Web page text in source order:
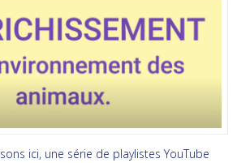
ici, une série de playlistes YouTube